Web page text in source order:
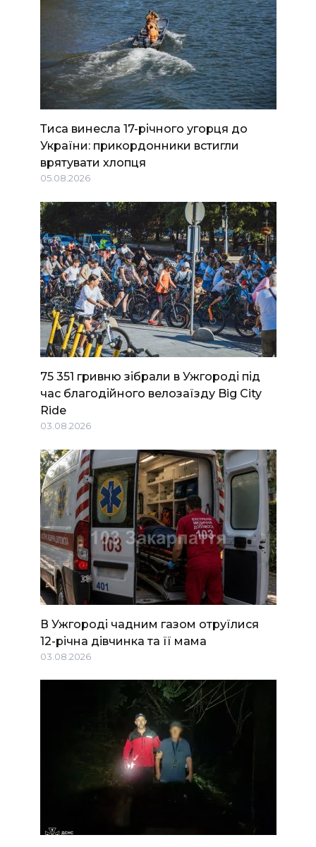
Тиса винесла 17-річного угорця до
України: прикордонники встигли
врятувати хлопця
05.08.2026
75 351 гривню зібрали в Ужгороді під
час благодійного велозаїзду Big Сity
Ride
03.08.2026
В Ужгороді чадним газом отруїлися
12-річна дівчинка та її мама
03.08.2026